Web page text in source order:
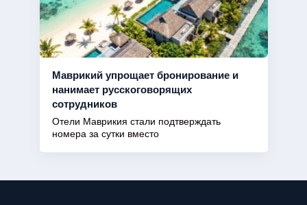
Маврикий упрощает бронирование и
нанимает русскоговорящих
сотрудников
Отели Маврикия стали подтверждать
номера за сутки вместо